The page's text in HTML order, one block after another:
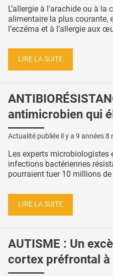
L’allergie à l'arachide ou à la
alimentaire la plus courante,
l’eczéma et à l’allergie aux
LIRE LA SUITE
antimicrobien qui
Actualité publiée il y a 9 années 8
Les experts microbiologistes
infections bactériennes
pourraient tuer 10 millions
LIRE LA SUITE
AUTISME : Un
cortex préfrontal à